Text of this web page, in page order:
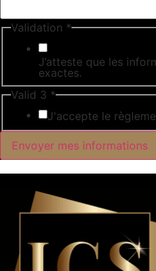
Validation *
J’atteste que les
exactes.
Valid 3 *
J'accepte le
Envoyer mes informations